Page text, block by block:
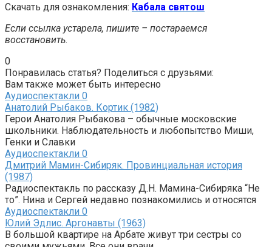
Скачать для ознакомления: Кабала святош
Если ссылка устарела, пишите – постараемся
восстановить.
0
Понравилась статья? Поделиться с друзьями:
Вам также может быть интересно
Аудиоспектакли 0
Анатолий Рыбаков. Кортик (1982)
Герои Анатолия Рыбакова – обычные московские
школьники. Наблюдательность и любопытство Миши,
Генки и Славки
Аудиоспектакли 0
Дмитрий Мамин-Сибиряк. Провинциальная история
(1987)
Радиоспектакль по рассказу Д.Н. Мамина-Сибиряка “Не
то”. Нина и Сергей недавно познакомились и относятся
Аудиоспектакли 0
Юлий Эдлис. Аргонавты (1963)
В большой квартире на Арбате живут три сестры со